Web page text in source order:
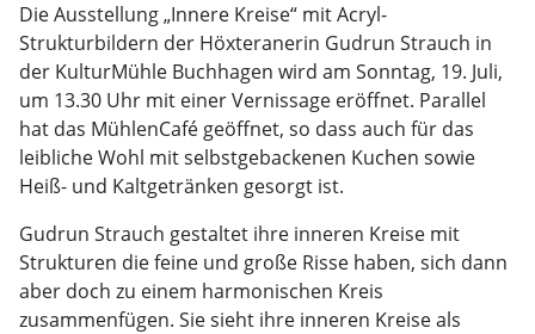
Die Ausstellung „Innere Kreise“ mit Acryl-
Strukturbildern der Höxteranerin Gudrun Strauch in
der KulturMühle Buchhagen wird am Sonntag, 19. Juli,
um 13.30 Uhr mit einer Vernissage eröffnet. Parallel
hat das MühlenCafé geöffnet, so dass auch für das
leibliche Wohl mit selbstgebackenen Kuchen sowie
Heiß- und Kaltgetränken gesorgt ist.
Gudrun Strauch gestaltet ihre inneren Kreise mit
Strukturen die feine und große Risse haben, sich dann
aber doch zu einem harmonischen Kreis
zusammenfügen. Sie sieht ihre inneren Kreise als